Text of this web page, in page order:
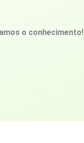
o conhecimento!